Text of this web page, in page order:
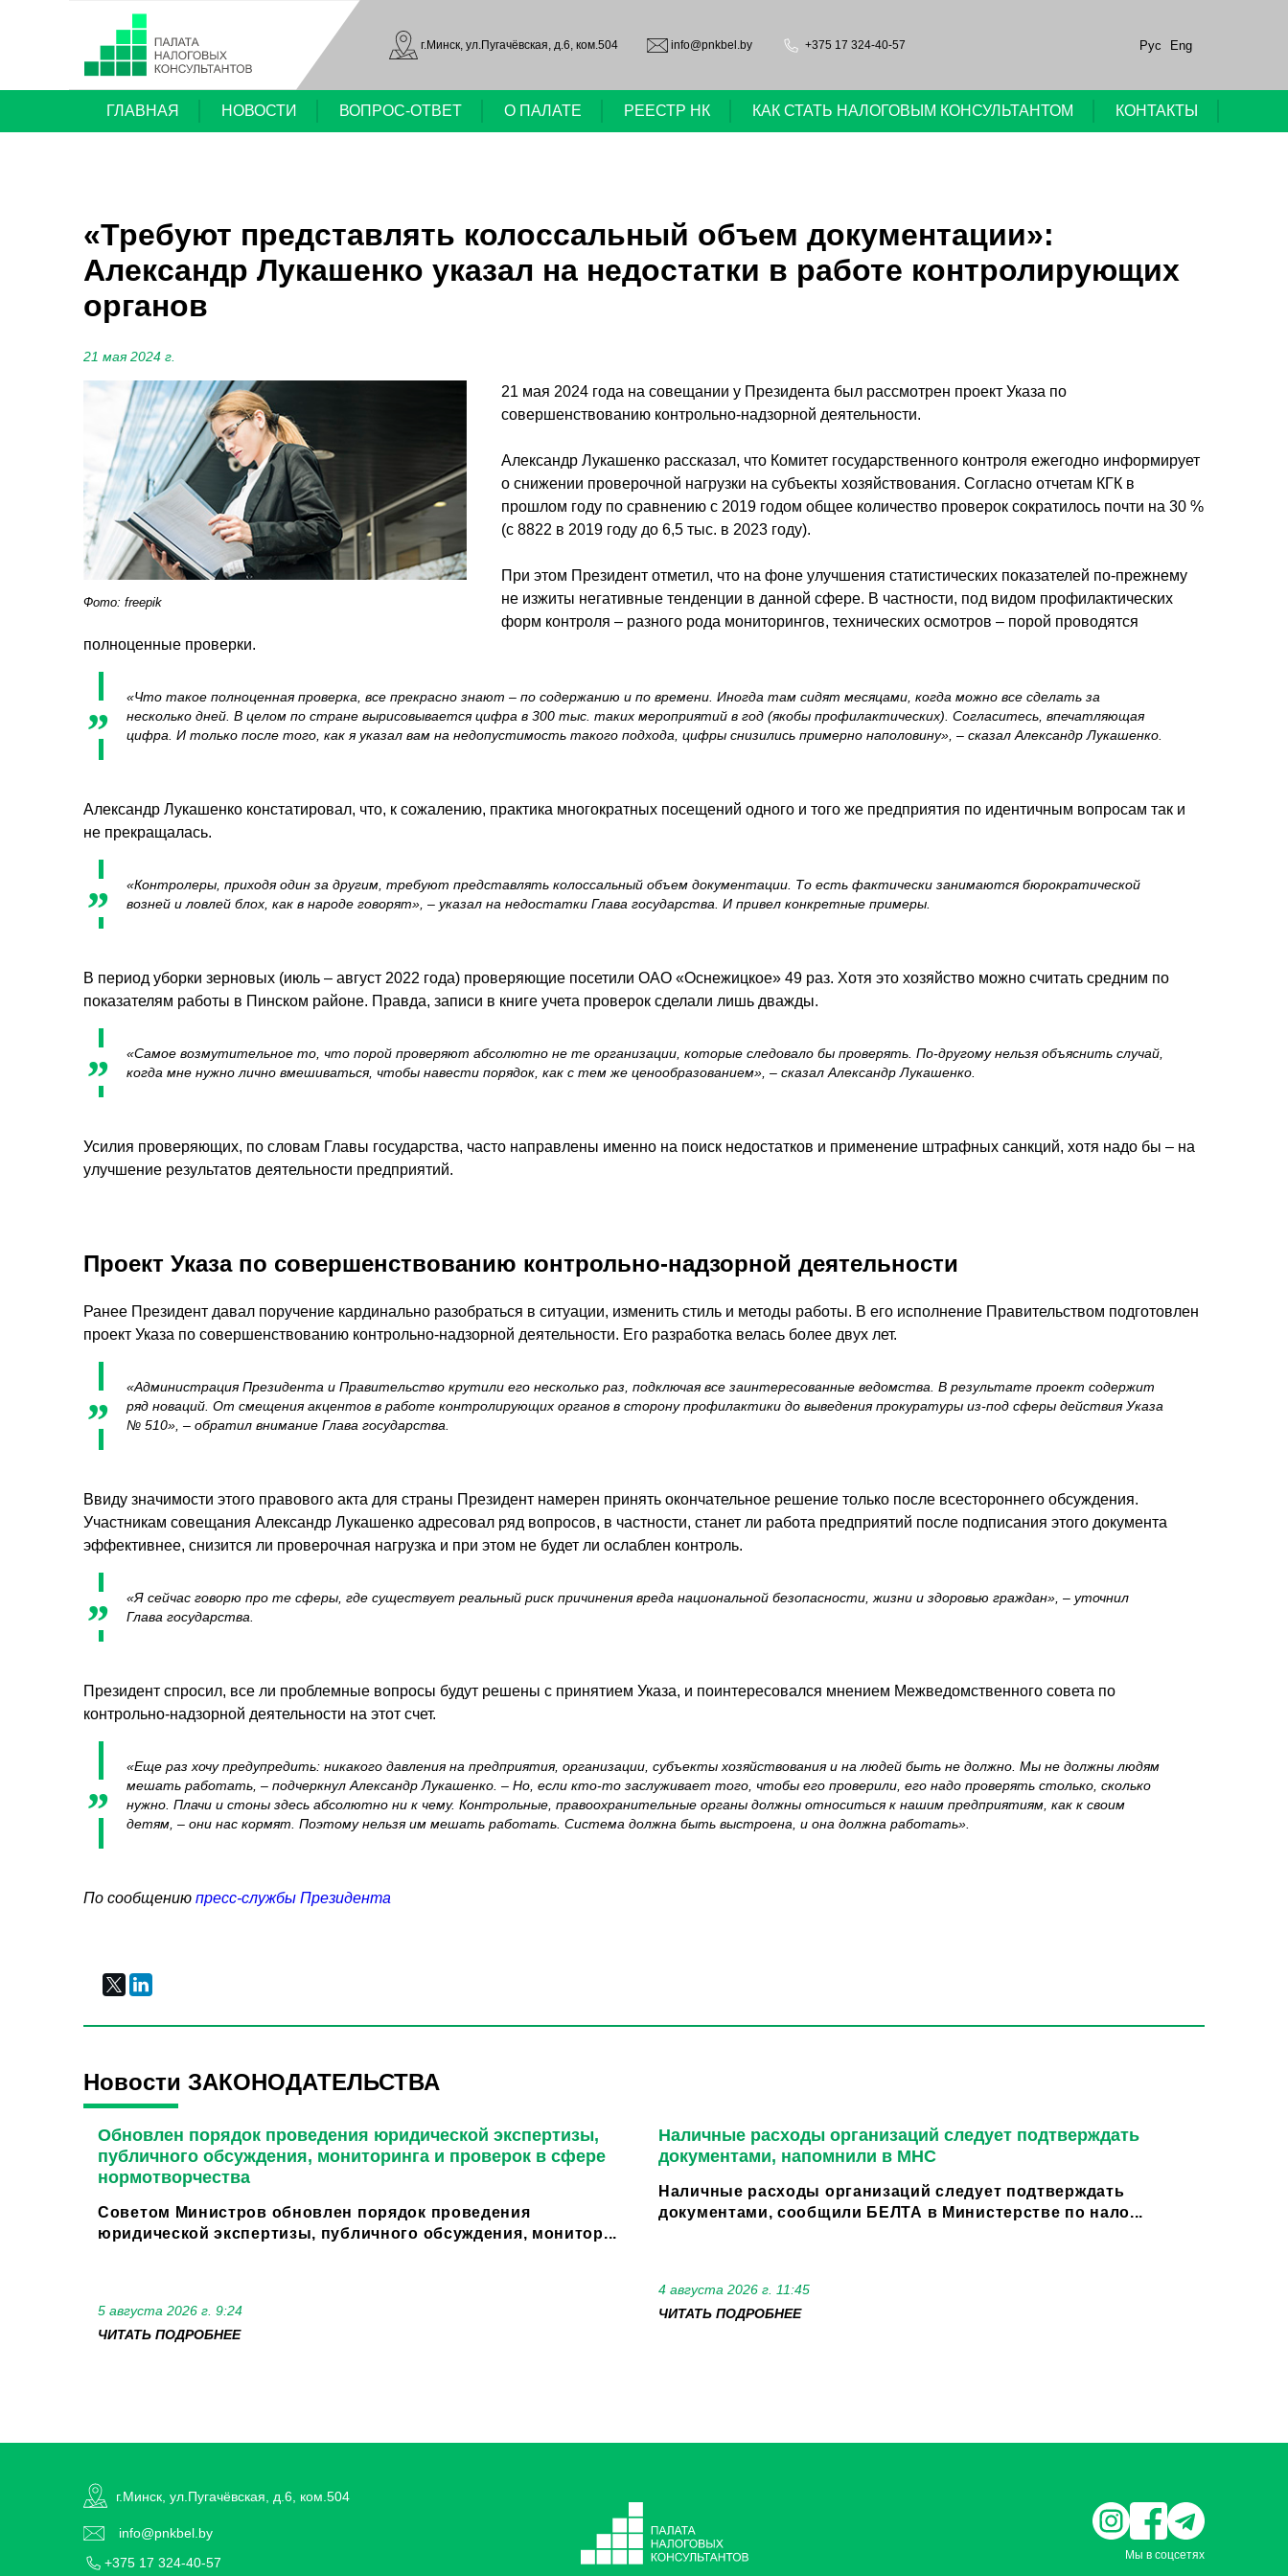
г.Минск, ул.Пугачёвская, д.6, ком.504 info@pnkbel.by +375 17 324-40-57 Рус Eng
ГЛАВНАЯ НОВОСТИ ВОПРОС-ОТВЕТ О ПАЛАТЕ РЕЕСТР НК КАК СТАТЬ НАЛОГОВЫМ КОНСУЛЬТАНТОМ КОНТАКТЫ
«Требуют представлять колоссальный объем документации»:
Александр Лукашенко указал на недостатки в работе контролирующих
органов
21 мая 2024 г.
Фото: freepik
21 мая 2024 года на совещании у Президента был рассмотрен проект Указа по
совершенствованию контрольно-надзорной деятельности.
Александр Лукашенко рассказал, что Комитет государственного контроля ежегодно информирует
о снижении проверочной нагрузки на субъекты хозяйствования. Согласно отчетам КГК в
прошлом году по сравнению с 2019 годом общее количество проверок сократилось почти на 30 %
(с 8822 в 2019 году до 6,5 тыс. в 2023 году).
При этом Президент отметил, что на фоне улучшения статистических показателей по-прежнему
не изжиты негативные тенденции в данной сфере. В частности, под видом профилактических
форм контроля – разного рода мониторингов, технических осмотров – порой проводятся
полноценные проверки.
«Что такое полноценная проверка, все прекрасно знают – по содержанию и по времени. Иногда там сидят месяцами, когда можно все сделать за
несколько дней. В целом по стране вырисовывается цифра в 300 тыс. таких мероприятий в год (якобы профилактических). Согласитесь, впечатляющая
цифра. И только после того, как я указал вам на недопустимость такого подхода, цифры снизились примерно наполовину», – сказал Александр Лукашенко.
Александр Лукашенко констатировал, что, к сожалению, практика многократных посещений одного и того же предприятия по идентичным вопросам так и
не прекращалась.
«Контролеры, приходя один за другим, требуют представлять колоссальный объем документации. То есть фактически занимаются бюрократической
возней и ловлей блох, как в народе говорят», – указал на недостатки Глава государства. И привел конкретные примеры.
В период уборки зерновых (июль – август 2022 года) проверяющие посетили ОАО «Оснежицкое» 49 раз. Хотя это хозяйство можно считать средним по
показателям работы в Пинском районе. Правда, записи в книге учета проверок сделали лишь дважды.
«Самое возмутительное то, что порой проверяют абсолютно не те организации, которые следовало бы проверять. По-другому нельзя объяснить случай,
когда мне нужно лично вмешиваться, чтобы навести порядок, как с тем же ценообразованием», – сказал Александр Лукашенко.
Усилия проверяющих, по словам Главы государства, часто направлены именно на поиск недостатков и применение штрафных санкций, хотя надо бы – на
улучшение результатов деятельности предприятий.
Проект Указа по совершенствованию контрольно-надзорной деятельности
Ранее Президент давал поручение кардинально разобраться в ситуации, изменить стиль и методы работы. В его исполнение Правительством подготовлен
проект Указа по совершенствованию контрольно-надзорной деятельности. Его разработка велась более двух лет.
«Администрация Президента и Правительство крутили его несколько раз, подключая все заинтересованные ведомства. В результате проект содержит
ряд новаций. От смещения акцентов в работе контролирующих органов в сторону профилактики до выведения прокуратуры из-под сферы действия Указа
№ 510», – обратил внимание Глава государства.
Ввиду значимости этого правового акта для страны Президент намерен принять окончательное решение только после всестороннего обсуждения.
Участникам совещания Александр Лукашенко адресовал ряд вопросов, в частности, станет ли работа предприятий после подписания этого документа
эффективнее, снизится ли проверочная нагрузка и при этом не будет ли ослаблен контроль.
«Я сейчас говорю про те сферы, где существует реальный риск причинения вреда национальной безопасности, жизни и здоровью граждан», – уточнил
Глава государства.
Президент спросил, все ли проблемные вопросы будут решены с принятием Указа, и поинтересовался мнением Межведомственного совета по
контрольно-надзорной деятельности на этот счет.
«Еще раз хочу предупредить: никакого давления на предприятия, организации, субъекты хозяйствования и на людей быть не должно. Мы не должны людям
мешать работать, – подчеркнул Александр Лукашенко. – Но, если кто-то заслуживает того, чтобы его проверили, его надо проверять столько, сколько
нужно. Плачи и стоны здесь абсолютно ни к чему. Контрольные, правоохранительные органы должны относиться к нашим предприятиям, как к своим
детям, – они нас кормят. Поэтому нельзя им мешать работать. Система должна быть выстроена, и она должна работать».
По сообщению пресс-службы Президента
Новости ЗАКОНОДАТЕЛЬСТВА
Обновлен порядок проведения юридической экспертизы,
публичного обсуждения, мониторинга и проверок в сфере
нормотворчества
Советом Министров обновлен порядок проведения
юридической экспертизы, публичного обсуждения, монитор...
5 августа 2026 г. 9:24
ЧИТАТЬ ПОДРОБНЕЕ
Наличные расходы организаций следует подтверждать
документами, напомнили в МНС
Наличные расходы организаций следует подтверждать
документами, сообщили БЕЛТА в Министерстве по нало...
4 августа 2026 г. 11:45
ЧИТАТЬ ПОДРОБНЕЕ
г.Минск, ул.Пугачёвская, д.6, ком.504
info@pnkbel.by
+375 17 324-40-57
Мы в соцсетях